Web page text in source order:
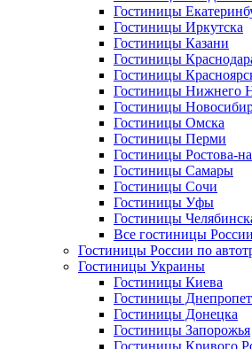
Гостиницы
Гостиницы Иркутска
Гостиницы Казани
Гостиницы
Гостиницы
Гостиницы Нижнего
Гостиницы
Гостиницы Омска
Гостиницы Перми
Гостиницы Ростова-
Гостиницы Самары
Гостиницы Сочи
Гостиницы Уфы
Гостиницы
Все гостиницы России
Гостиницы России по
Гостиницы Украины
Гостиницы Киева
Гостиницы
Гостиницы Донецка
Гостиницы Запорожья
Гостиницы Кривого